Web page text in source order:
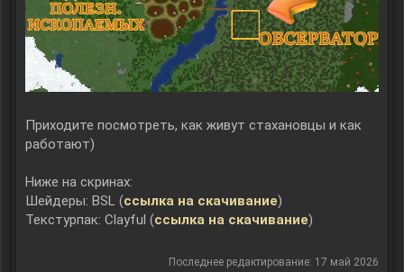
Приходите посмотреть, как живут стахановцы и как
работают)
Ниже на скринах:
Шейдеры: BSL (ссылка на скачивание)
Текстурпак: Clayful (ссылка на скачивание)
Последнее редактирование: 17 май 2026